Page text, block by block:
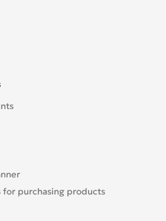
for purchasing products